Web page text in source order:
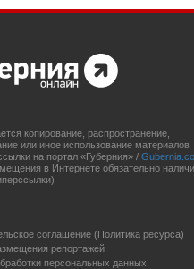
копирование, распространение,
или иное использование материалов
на портал «Губерния» /
в Интернете обязательно
соглашение (Политика ресурса)
репортажей
персональных данных